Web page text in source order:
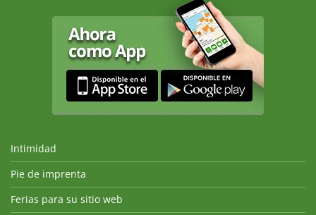
Intimidad
Pie de imprenta
Ferias para su sitio web